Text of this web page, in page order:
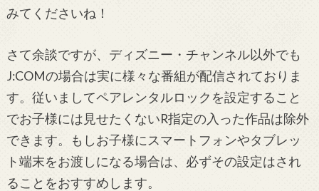
みてくださいね！
さて余談ですが、ディズニー・チャンネル以外でも
J:COMの場合は実に様々な番組が配信されておりま
す。従いましてペアレンタルロックを設定すること
でお子様には見せたくないR指定の入った作品は除外
できます。もしお子様にスマートフォンやタブレッ
ト端末をお渡しになる場合は、必ずその設定はされ
ることをおすすめします。